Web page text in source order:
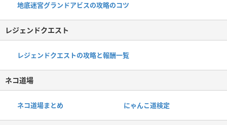
地底迷宮グランドアビスの攻略のコツ
レジェンドクエスト
レジェンドクエストの攻略と報酬一覧
ネコ道場
ネコ道場まとめ にゃんこ道検定